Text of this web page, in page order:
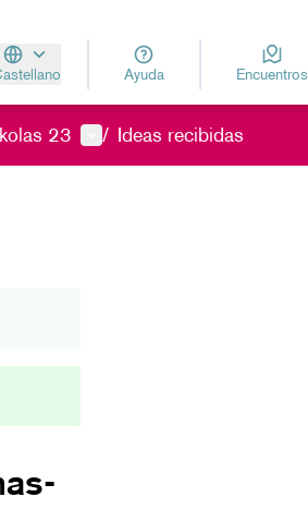
hizkuntzaElegir el idioma
Ayuda Encuentros
23 Menú de usuario
/ Ideas recibidas